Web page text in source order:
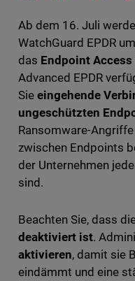
Ab dem 16. Juli
WatchGuard EPDR
das Endpoint
Advanced EPDR
Sie eingehende
ungeschützten
Ransomware-
zwischen Endpoints
der Unternehmen
sind.
Beachten Sie, dass
deaktiviert ist.
aktivieren, damit sie
eindämmt und eine